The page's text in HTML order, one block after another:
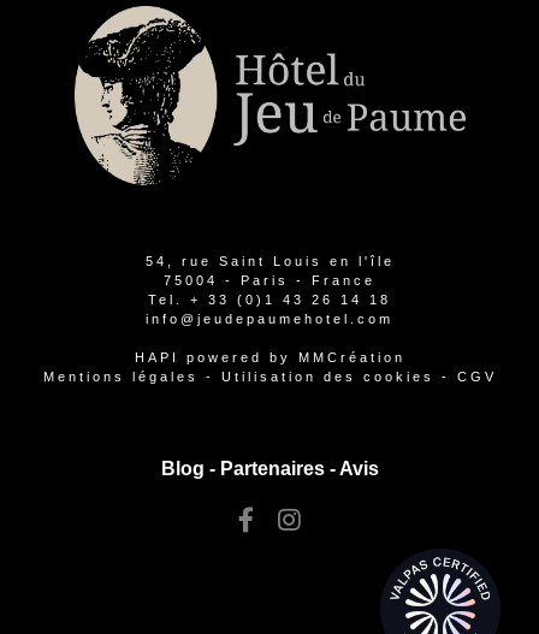
54, rue Saint Louis en l'île
75004 - Paris - France
Tel. + 33 (0)1 43 26 14 18
info@jeudepaumehotel.com
HAPI powered by
MMCréation
Mentions légales
- Utilisation des cookies - CGV
Blog - Partenaires-Avis